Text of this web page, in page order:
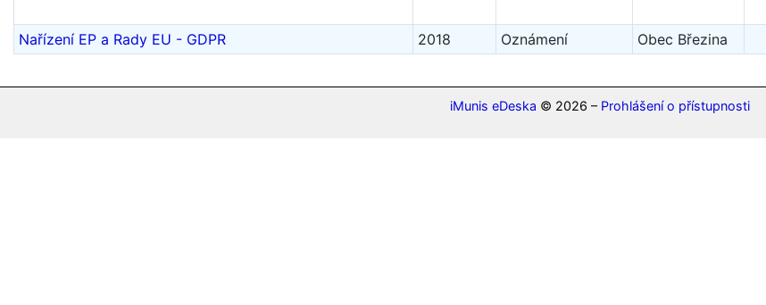
Nařízení EP a Rady EU - GDPR
2018 Oznámení Obec Březina
iMunis eDeska © 2026 – Prohlášení o přístupnosti